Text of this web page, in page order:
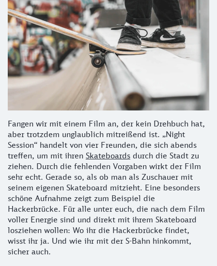
Fangen wir mit einem Film an, der kein Drehbuch hat,
aber trotzdem unglaublich mitreißend ist. „Night
Session“ handelt von vier Freunden, die sich abends
treffen, um mit ihren Skateboards durch die Stadt zu
ziehen. Durch die fehlenden Vorgaben wirkt der Film
sehr echt. Gerade so, als ob man als Zuschauer mit
seinem eigenen Skateboard mitzieht. Eine besonders
schöne Aufnahme zeigt zum Beispiel die
Hackerbrücke. Für alle unter euch, die nach dem Film
voller Energie sind und direkt mit ihrem Skateboard
losziehen wollen: Wo ihr die Hackerbrücke findet,
wisst ihr ja. Und wie ihr mit der S-Bahn hinkommt,
sicher auch.